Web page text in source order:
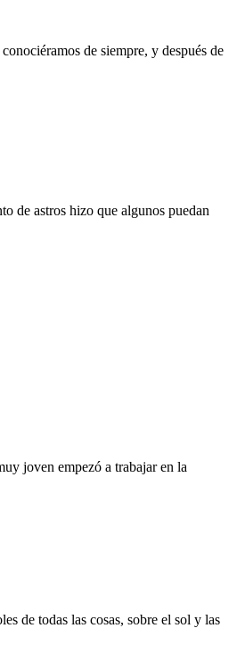
de siempre, y después de
de astros hizo que algunos puedan
joven empezó a trabajar en la
de todas las cosas, sobre el sol y las